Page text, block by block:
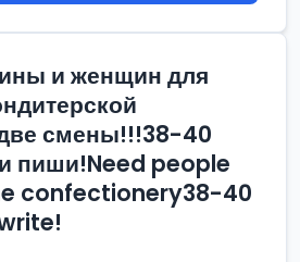
и женщин для
смены!!!38-40
пиши!Need people
confectionery38-40